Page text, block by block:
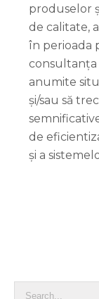
produselor
de calitate,
în perioada
consultanța
anumite
și/sau să
de
și a